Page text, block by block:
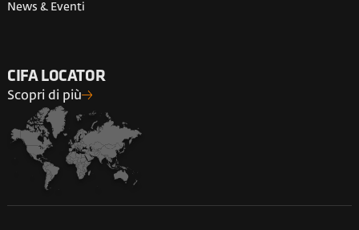
CIFA LOCATOR
Scopri di più
News & Eventi